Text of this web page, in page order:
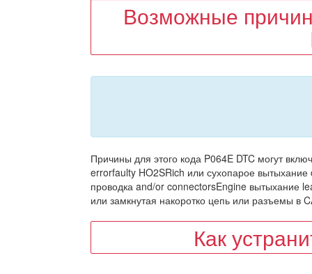
Возможные
Причины для этого кода P064E DTC могут
errorfaulty HO2SRich или сухопарое
проводка and/or connectorsEngine вытыхание
или замкнутая накоротко цепь или разъемы в
Как